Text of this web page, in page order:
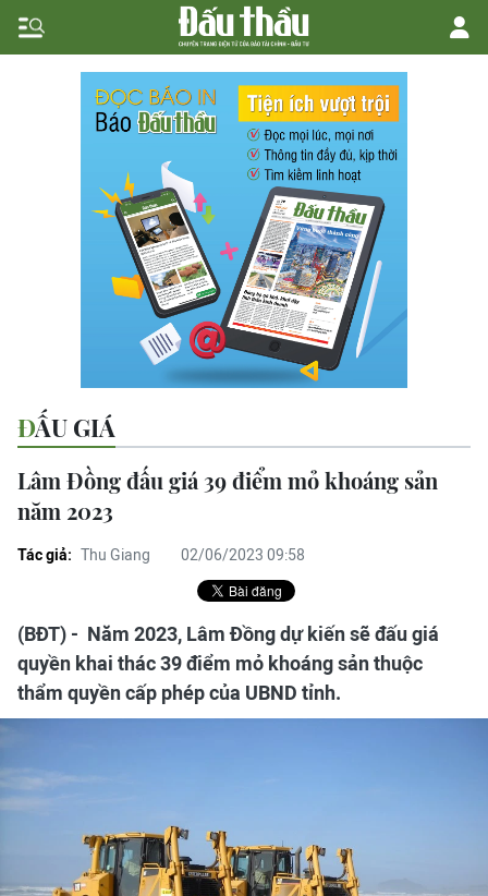
ĐẤU GIÁ
Lâm Đồng đấu giá 39 điểm mỏ khoáng sản
năm 2023
Tác giả: Thu Giang 02/06/2023 09:58
(BĐT) - Năm 2023, Lâm Đồng dự kiến sẽ đấu giá
quyền khai thác 39 điểm mỏ khoáng sản thuộc
thẩm quyền cấp phép của UBND tỉnh.